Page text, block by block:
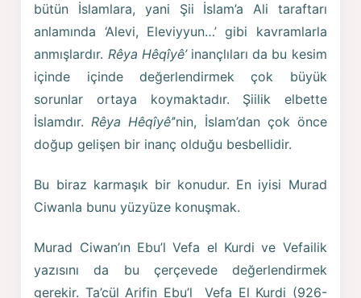
bütün İslamlara, yani Şii İslam’a Ali taraftarı
anlamında ‘Alevi, Eleviyyun…’ gibi kavramlarla
anmışlardır. Rêya Hêqîyê’inançlıları da bu kesim
içinde içinde değerlendirmek çok büyük
sorunlar ortaya koymaktadır. Şiilik elbette
İslamdır.Rêya Hêqîyê’’nin, İslam’dan çok önce
doğup gelişen bir inanç olduğu besbellidir.
Bu biraz karmaşık bir konudur. En iyisi Murad
Ciwanla bunu yüzyüze konuşmak.
Murad Ciwan’ın Ebu’l Vefa el Kurdi ve Vefailik
yazısını da bu çerçevede değerlendirmek
gerekir. Ta’cül Arifin Ebu’l Vefa El Kurdi (926-